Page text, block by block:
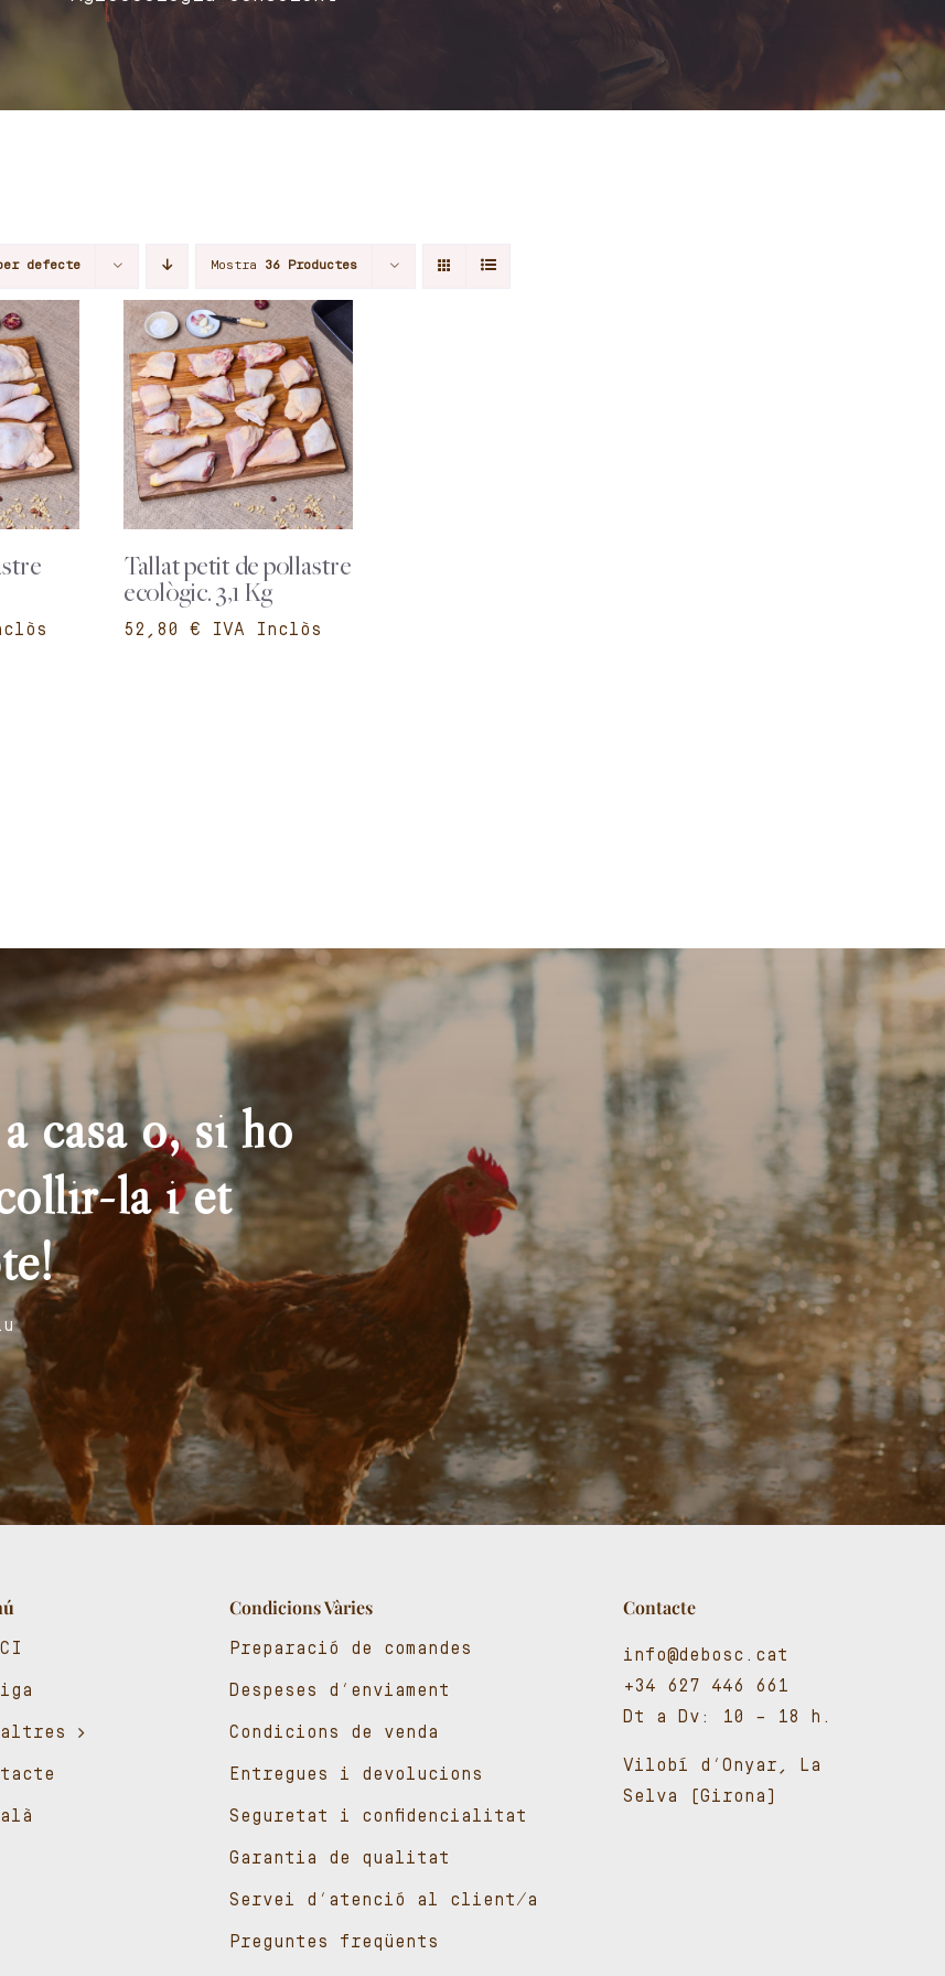
defecte Mostra 36 Productes
Tallat petit de pollastre
ecològic. 3,1 Kg
€
casa o, si ho
la i et
Condicions Vàries
Preparació de comandes
Despeses d’enviament
Condicions de venda
Entregues i devolucions
Seguretat i confidencialitat
Garantia de qualitat
Servei d’atenció al client/a
Preguntes freqüents
Contacte
info@debosc.cat
+34 627 446 661
Dt a Dv: 10 – 18 h.
Vilobí d’Onyar, La
Selva (Girona)